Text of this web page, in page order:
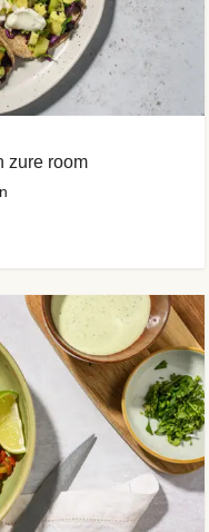
zure room